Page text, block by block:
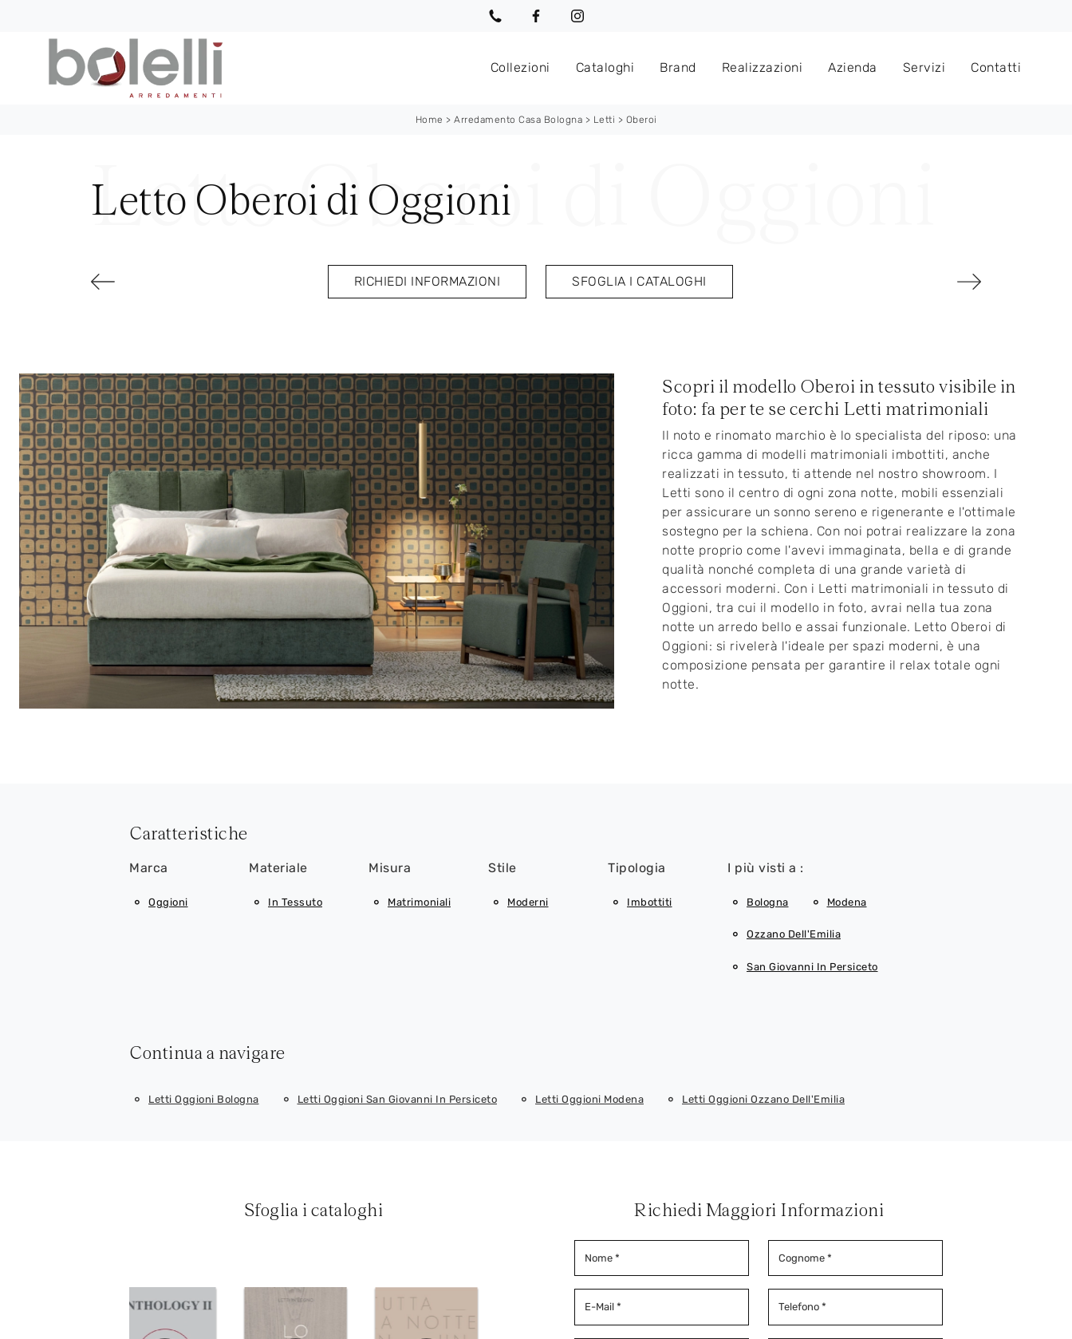
Collezioni Cataloghi Brand Realizzazioni Azienda Servizi Contatti
Home > Arredamento Casa Bologna > Letti > Oberoi
Letto Oberoi di Oggioni
RICHIEDI INFORMAZIONI SFOGLIA I CATALOGHI
Scopri il modello Oberoi in tessuto visibile in
foto: fa per te se cerchi Letti matrimoniali
Il noto e rinomato marchio è lo specialista del riposo: una
ricca gamma di modelli matrimoniali imbottiti, anche
realizzati in tessuto, ti attende nel nostro showroom. I
Letti sono il centro di ogni zona notte, mobili essenziali
per assicurare un sonno sereno e rigenerante e l'ottimale
sostegno per la schiena. Con noi potrai realizzare la zona
notte proprio come l'avevi immaginata, bella e di grande
qualità nonché completa di una grande varietà di
accessori moderni. Con i Letti matrimoniali in tessuto di
Oggioni, tra cui il modello in foto, avrai nella tua zona
notte un arredo bello e assai funzionale. Letto Oberoi di
Oggioni: si rivelerà l'ideale per spazi moderni, è una
composizione pensata per garantire il relax totale ogni
notte.
Caratteristiche
Marca
Oggioni
Materiale
In Tessuto
Misura
Matrimoniali
Stile
Moderni
Tipologia
Imbottiti
I più visti a :
Bologna Modena
Ozzano Dell'Emilia
San Giovanni In Persiceto
Continua a navigare
Letti Oggioni Bologna Letti Oggioni San Giovanni In Persiceto Letti Oggioni Modena Letti Oggioni Ozzano Dell'Emilia
Sfoglia i cataloghi Richiedi Maggiori Informazioni